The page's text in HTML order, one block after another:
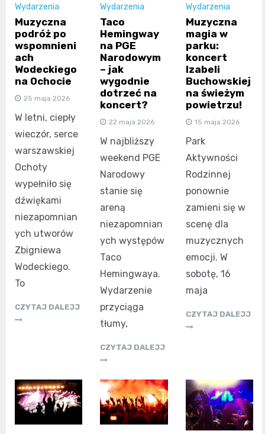
Wydarzenia
Muzyczna
podróż po
wspomnieni
ach
Wodeckiego
na Ochocie
25 maja 2026
W letni, ciepły
wieczór, serce
warszawskiej
Ochoty
wypełniło się
dźwiękami
niezapomnian
ych utworów
Zbigniewa
Wodeckiego.
To
CZYTAJ DALEJJ
Wydarzenia
Taco
Hemingway
na PGE
Narodowym
– jak
wygodnie
dotrzeć na
koncert?
22 maja 2026
W najbliższy
weekend PGE
Narodowy
stanie się
areną
niezapomnian
ych występów
Taco
Hemingwaya.
Wydarzenie
przyciąga
tłumy,
CZYTAJ DALEJJ
Wydarzenia
Muzyczna
magia w
parku:
koncert
Izabeli
Buchowskiej
na świeżym
powietrzu!
15 maja 2026
Park
Aktywności
Rodzinnej
ponownie
zamieni się w
scenę dla
muzycznych
emocji. W
sobotę, 16
maja
CZYTAJ DALEJJ